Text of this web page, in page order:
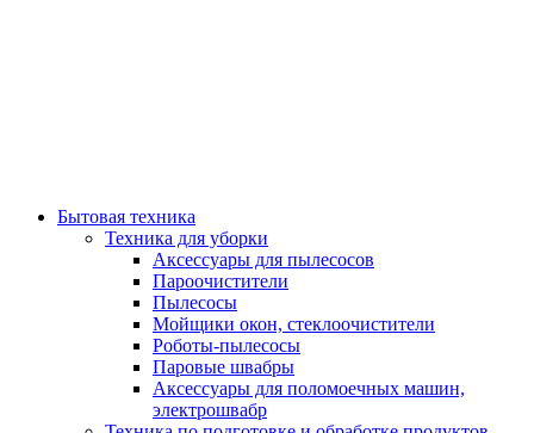
Бытовая техника
Техника для уборки
Аксессуары для пылесосов
Пароочистители
Пылесосы
Мойщики окон, стеклоочистители
Роботы-пылесосы
Паровые швабры
Аксессуары для поломоечных машин,
электрошвабр